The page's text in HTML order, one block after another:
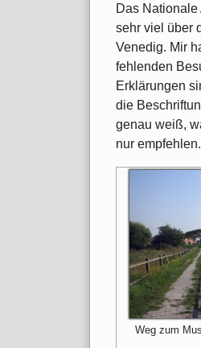
Das
sehr viel über
Venedig. Mir
fehlenden
Erklärungen
die
genau weiß,
nur empfehlen.
Weg zum